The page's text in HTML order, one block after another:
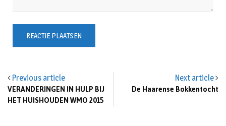
Previous article
VERANDERINGEN IN HULP BIJ
HET HUISHOUDEN WMO 2015
Next article
De Haarense Bokkentocht